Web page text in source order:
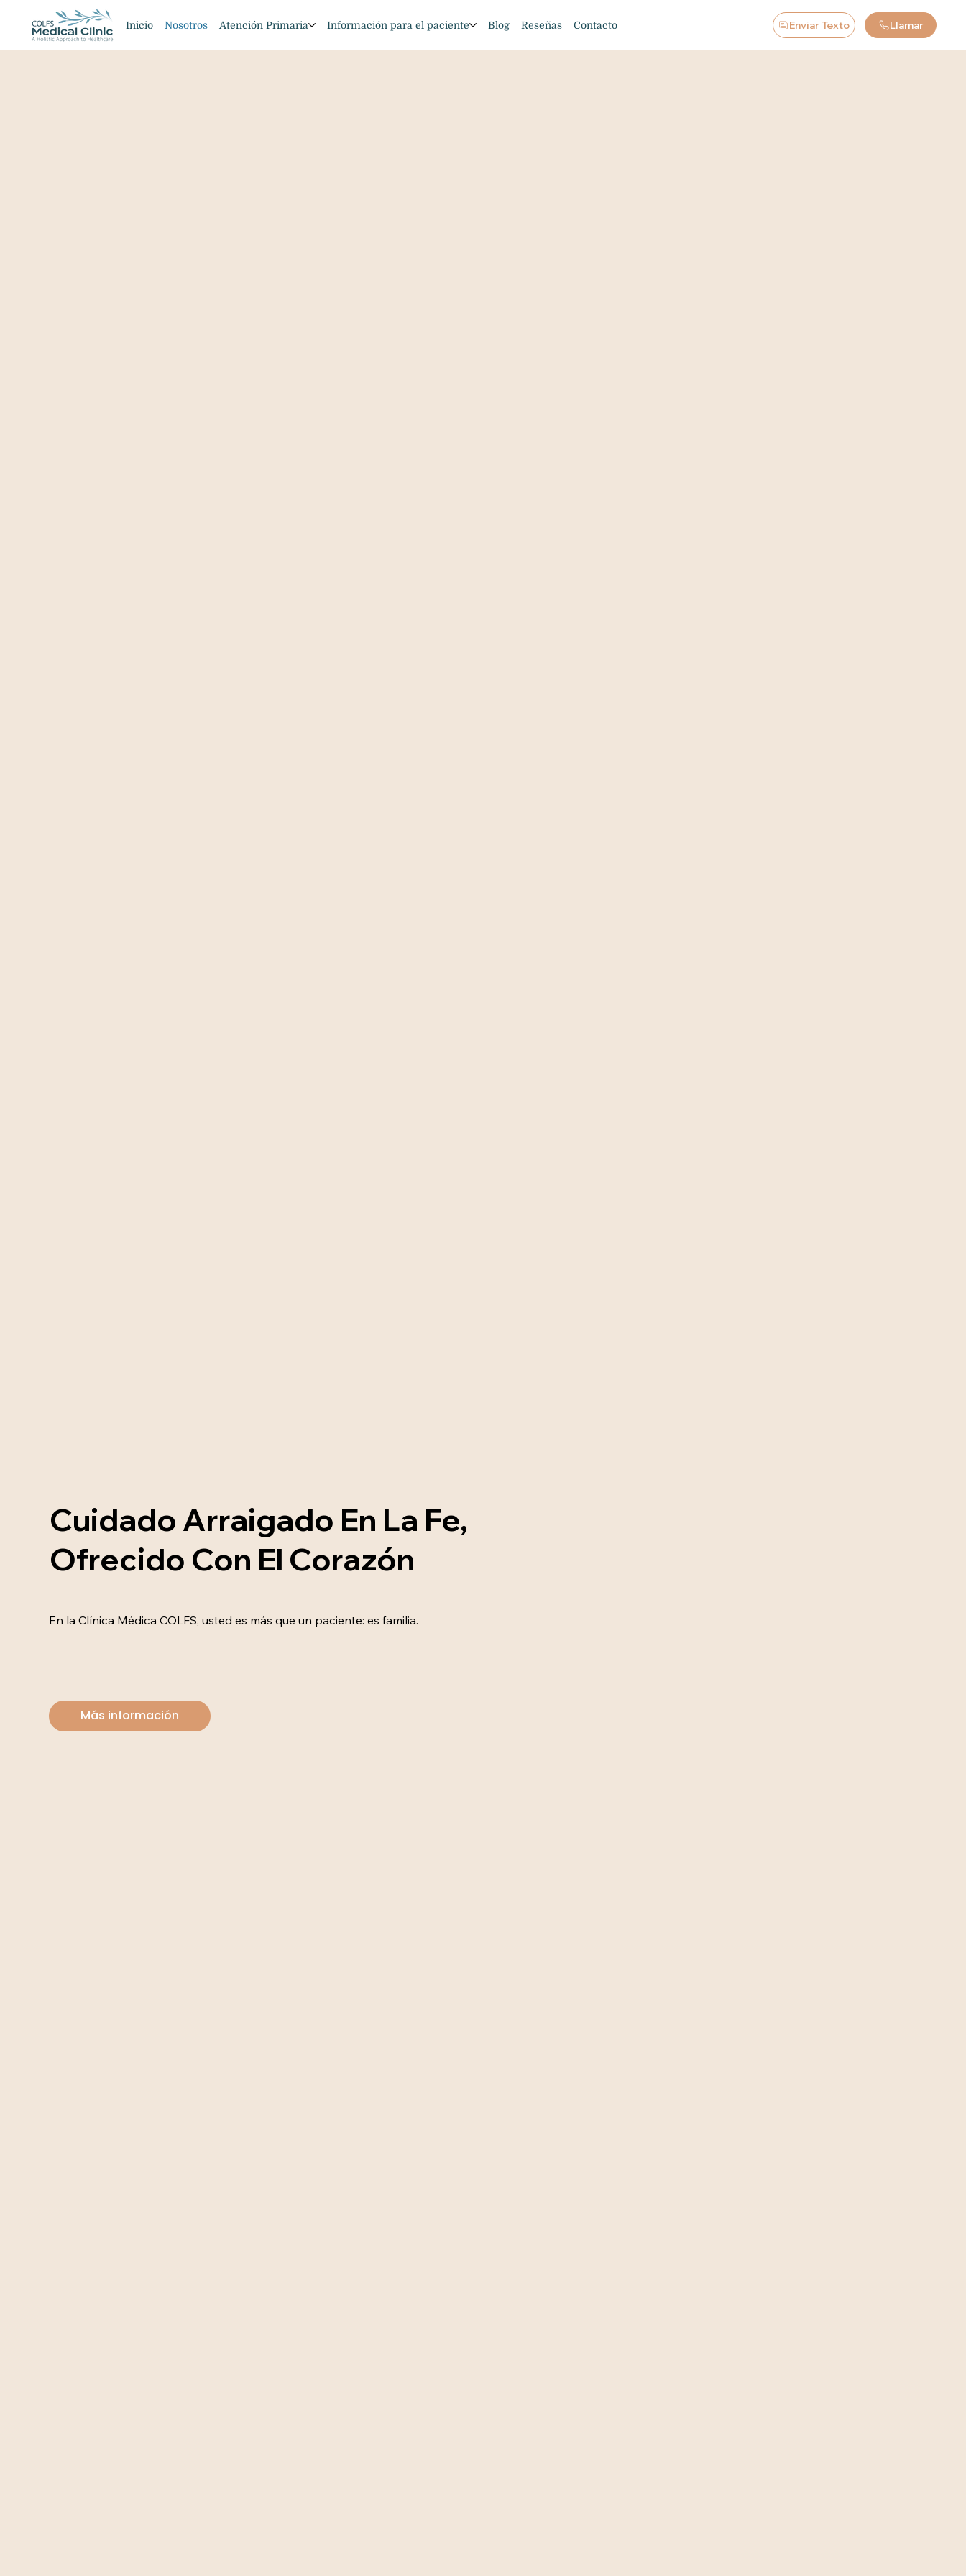
Inicio Nosotros Atención Primaria Información para el paciente Blog Reseñas Contacto Enviar Texto Llamar
Cuidado Arraigado En La Fe,
Ofrecido Con El Corazón
En la Clínica Médica COLFS, usted es más que un paciente: es familia.
Más información